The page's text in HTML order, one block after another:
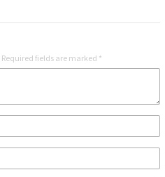
Required fields are marked *